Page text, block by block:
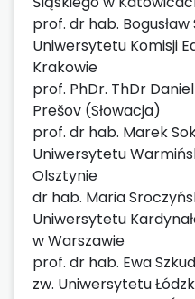
prof. dr hab.
Uniwersytetu Komisji
Krakowie
prof. PhDr. ThDr
Prešov (Słowacja)
prof. dr hab. Marek
Uniwersytetu
Olsztynie
dr hab. Maria
Uniwersytetu
w Warszawie
prof. dr hab. Ewa
zw. Uniwersytetu